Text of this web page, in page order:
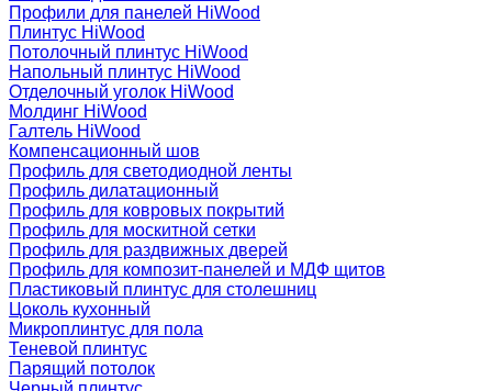
Профили для панелей HiWood
Плинтус HiWood
Потолочный плинтус HiWood
Напольный плинтус HiWood
Отделочный уголок HiWood
Молдинг HiWood
Галтель HiWood
Компенсационный шов
Профиль для светодиодной ленты
Профиль дилатационный
Профиль для ковровых покрытий
Профиль для москитной сетки
Профиль для раздвижных дверей
Профиль для композит-панелей и МДФ щитов
Пластиковый плинтус для столешниц
Цоколь кухонный
Микроплинтус для пола
Теневой плинтус
Парящий потолок